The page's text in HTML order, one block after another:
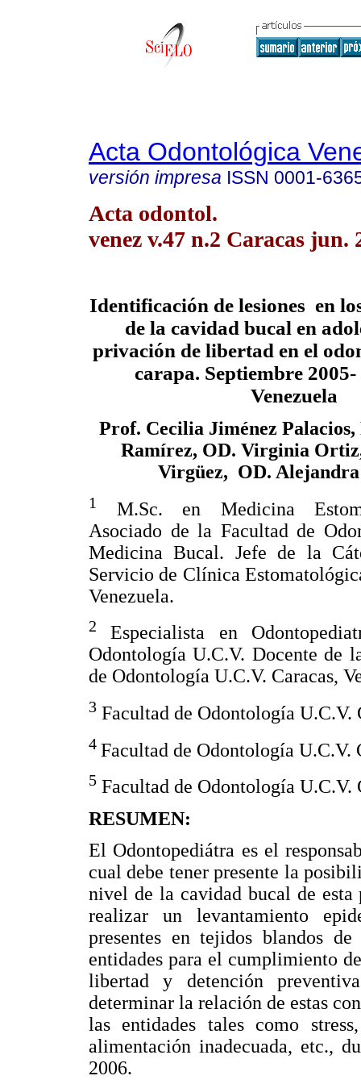
Acta Odontológica
versión impresa ISSN 0001-
Acta odontol.
venez v.47 n.2 Caracas jun.
Identificación de lesiones en
de la cavidad bucal en
privación de libertad en el
carapa. Septiembre
Venezuela
Prof. Cecilia Jiménez
Ramírez, OD. Virginia
Virgüez, OD. Alejandra
1
M.Sc. en Medicina
Asociado de la Facultad de
Medicina Bucal. Jefe de la
Servicio de Clínica
Venezuela.
2
Especialista en
Odontología U.C.V. Docente de
de Odontología U.C.V. Caracas,
3 Facultad de Odontología U.C.V.
4 Facultad de Odontología U.C.V.
5 Facultad de Odontología U.C.V.
RESUMEN:
El Odontopediátra es el
cual debe tener presente la
nivel de la cavidad bucal de
realizar un levantamiento
presentes en tejidos blandos
entidades para el cumplimiento
libertad y detención
determinar la relación de estas
las entidades tales como
alimentación inadecuada, etc.,
2006.